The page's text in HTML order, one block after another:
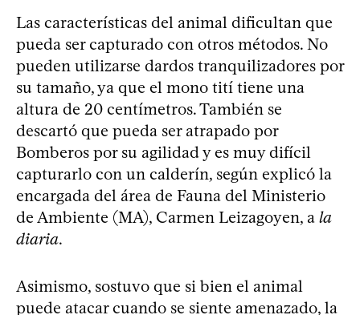
Las características del animal dificultan que
pueda ser capturado con otros métodos. No
pueden utilizarse dardos tranquilizadores por
su tamaño, ya que el mono tití tiene una
altura de 20 centímetros. También se
descartó que pueda ser atrapado por
Bomberos por su agilidad y es muy difícil
capturarlo con un calderín, según explicó la
encargada del área de Fauna del Ministerio
de Ambiente (MA), Carmen Leizagoyen, a la
diaria.
Asimismo, sostuvo que si bien el animal
puede atacar cuando se siente amenazado, la